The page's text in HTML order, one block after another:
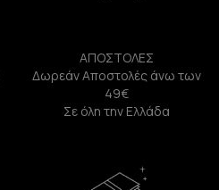
ΑΠΟΣΤΟΛΕΣ
Δωρεάν Αποστολές άνω των
49€
Σε όλη την Ελλάδα